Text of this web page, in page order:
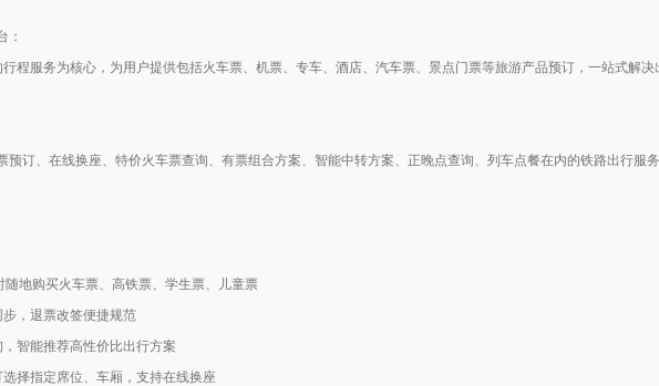
：
程服务为核心，为用户提供包括火车票、机票、专车、酒店、汽车票、景点门票等旅游产品预订，一站式解决
预订、在线换座、特价火车票查询、有票组合方案、智能中转方案、正晚点查询、列车点餐在内的铁路出行服
随地购买火车票、高铁票、学生票、儿童票
，退票改签便捷规范
智能推荐高性价比出行方案
择指定席位、车厢，支持在线换座